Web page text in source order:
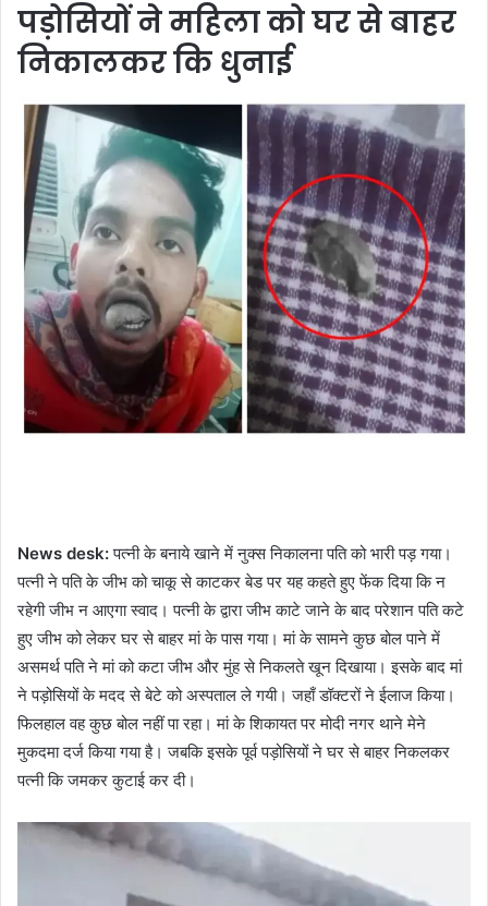
पड़ोसियों ने महिला को घर से बाहर
निकालकर कि धुनाई
News desk:पत्नी के बनाये खाने में नुक्स निकालना पति को भारी पड़ गया।
पत्नी ने पति के जीभ को चाकू से काटकर बेड पर यह कहते हुए फेंक दिया कि न
रहेगी जीभ न आएगा स्वाद। पत्नी के द्वारा जीभ काटे जाने के बाद परेशान पति कटे
हुए जीभ को लेकर घर से बाहर मां के पास गया। मां के सामने कुछ बोल पाने में
असमर्थ पति ने मां को कटा जीभ और मुंह से निकलते खून दिखाया। इसके बाद मां
ने पड़ोसियों के मदद से बेटे को अस्पताल ले गयी। जहाँ डॉक्टरों ने ईलाज किया।
फिलहाल वह कुछ बोल नहीं पा रहा। मां के शिकायत पर मोदी नगर थाने मेने
मुकदमा दर्ज किया गया है। जबकि इसके पूर्व पड़ोसियों ने घर से बाहर निकलकर
पत्नी कि जमकर कुटाई कर दी।